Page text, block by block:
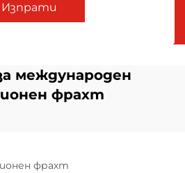
Изпрати
международен
фрахт
фрахт